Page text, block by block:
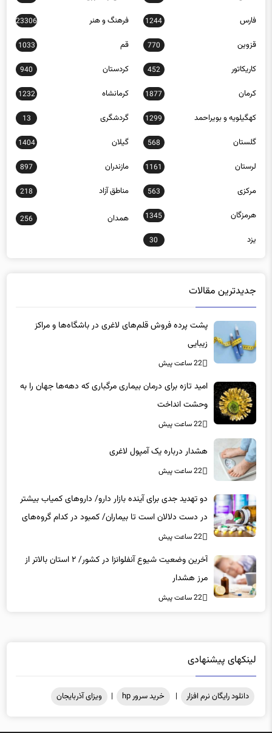
فارس 1244 فرهنگ و هنر 23306
قزوین 770 قم 1033
کاریکاتور 452 کردستان 940
کرمان 1877 کرمانشاه 1232
کهگیلویه و بویراحمد 1299 گردشگری 13
گلستان 568 گیلان 1404
لرستان 1161 مازندران 897
مرکزی 563 مناطق آزاد 218
هرمزگان 1345 همدان 256
یزد 30
جدیدترین مقالات
پشت پرده فروش قلم‌های لاغری در باشگاه‌ها و مراکز
زیبایی
22 ساعت پیش
امید تازه برای درمان بیماری مرگباری که دهه‌ها جهان را به
وحشت انداخت
22 ساعت پیش
هشدار درباره یک آمپول لاغری
22 ساعت پیش
دو تهدید جدی برای آینده بازار دارو/ داروهای کمیاب بیشتر
در دست دلالان است تا بیماران/ کمبود در کدام گروه‌های
دارویی محسوس‌تر است؟
22 ساعت پیش
آخرین وضعیت شیوع آنفلوانزا در کشور/ ۲ استان بالاتر از
مرز هشدار
22 ساعت پیش
لینکهای پیشنهادی
دانلود رایگان نرم افزار | خرید سرور hp | ویزای آذربایجان